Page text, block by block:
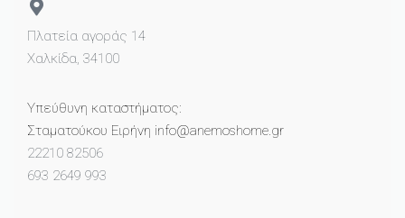
Πλατεία αγοράς 14
Χαλκίδα, 34100
Υπεύθυνη καταστήματος:
Σταματούκου Ειρήνη info@anemoshome.gr
22210 82506
693 2649 993